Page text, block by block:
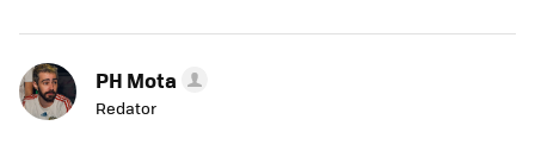
PH Mota
Redator